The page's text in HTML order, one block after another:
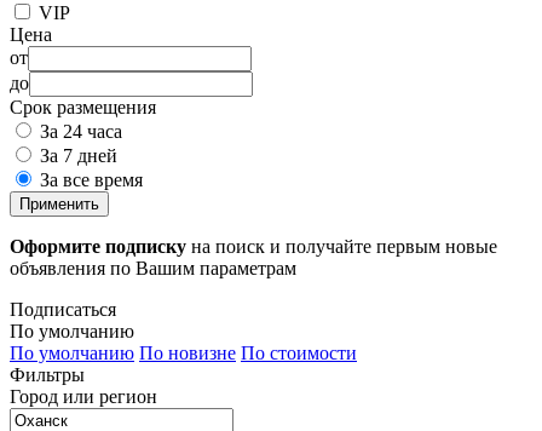
VIP
Цена
от
до
Срок размещения
За 24 часа
За 7 дней
За все время
Применить
Оформите подписку на поиск и получайте первым новые
объявления по Вашим параметрам
Подписаться
По умолчанию
По умолчанию По новизне По стоимости
Фильтры
Город или регион